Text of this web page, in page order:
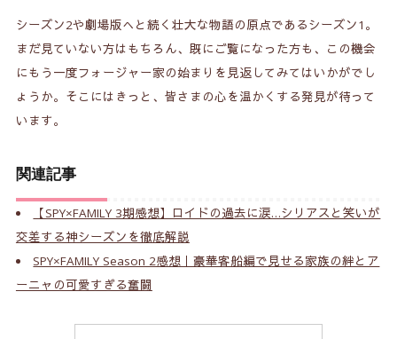
シーズン2や劇場版へと続く壮大な物語の原点であるシーズン1。
まだ見ていない方はもちろん、既にご覧になった方も、この機会
にもう一度フォージャー家の始まりを見返してみてはいかがでし
ょうか。そこにはきっと、皆さまの心を温かくする発見が待って
います。
関連記事
【SPY×FAMILY 3期感想】ロイドの過去に涙…シリアスと笑いが
交差する神シーズンを徹底解説
SPY×FAMILY Season 2感想｜豪華客船編で見せる家族の絆とア
ーニャの可愛すぎる奮闘